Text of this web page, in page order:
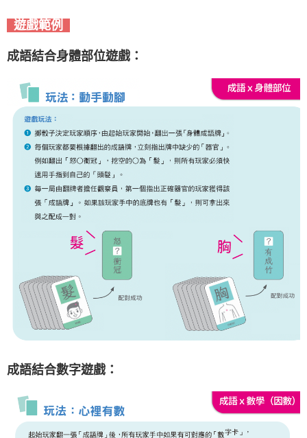
遊戲範例
成語結合身體部位遊戲：
成語結合數字遊戲：